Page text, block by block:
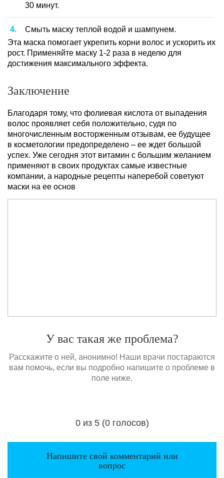
30 минут.
Смыть маску теплой водой и шампунем.
Эта маска помогает укрепить корни волос и ускорить их
рост. Применяйте маску 1-2 раза в неделю для
достижения максимального эффекта.
Заключение
Благодаря тому, что фолиевая кислота от выпадения
волос проявляет себя положительно, судя по
многочисленным восторженным отзывам, ее будущее
в косметологии предопределено – ее ждет большой
успех. Уже сегодня этот витамин с большим желанием
применяют в своих продуктах самые известные
компании, а народные рецепты наперебой советуют
маски на ее основ
У вас такая же проблема?
Расскажите о ней, анонимно! Наши врачи постараются
вам помочь, если вы подробно напишите о проблеме в
поле ниже.
Загрузка...
0 из 5 (0 голосов)
Напишите свой комментарий или
вопрос